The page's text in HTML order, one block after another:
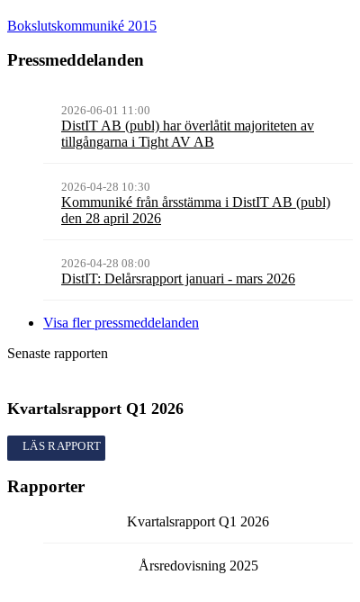
Bokslutskommuniké 2015
Pressmeddelanden
2026-06-01 11:00
DistIT AB (publ) har överlåtit majoriteten av
tillgångarna i Tight AV AB
2026-04-28 10:30
Kommuniké från årsstämma i DistIT AB (publ)
den 28 april 2026
2026-04-28 08:00
DistIT: Delårsrapport januari - mars 2026
Visa fler pressmeddelanden
Senaste rapporten
Kvartalsrapport Q1 2026
Kvartalsrapport
Rapporter
Kvartalsrapport Q1 2026
Årsredovisning 2025